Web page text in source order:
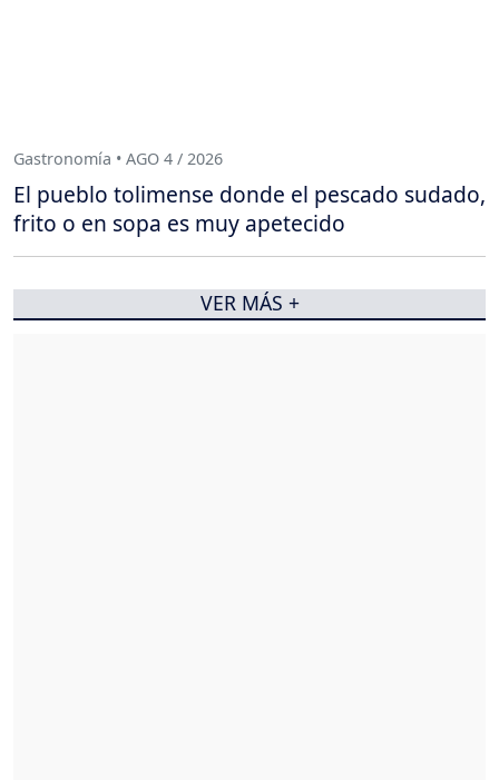
Gastronomía • AGO 4 / 2026
El pueblo tolimense donde el pescado sudado,
frito o en sopa es muy apetecido
VER MÁS +